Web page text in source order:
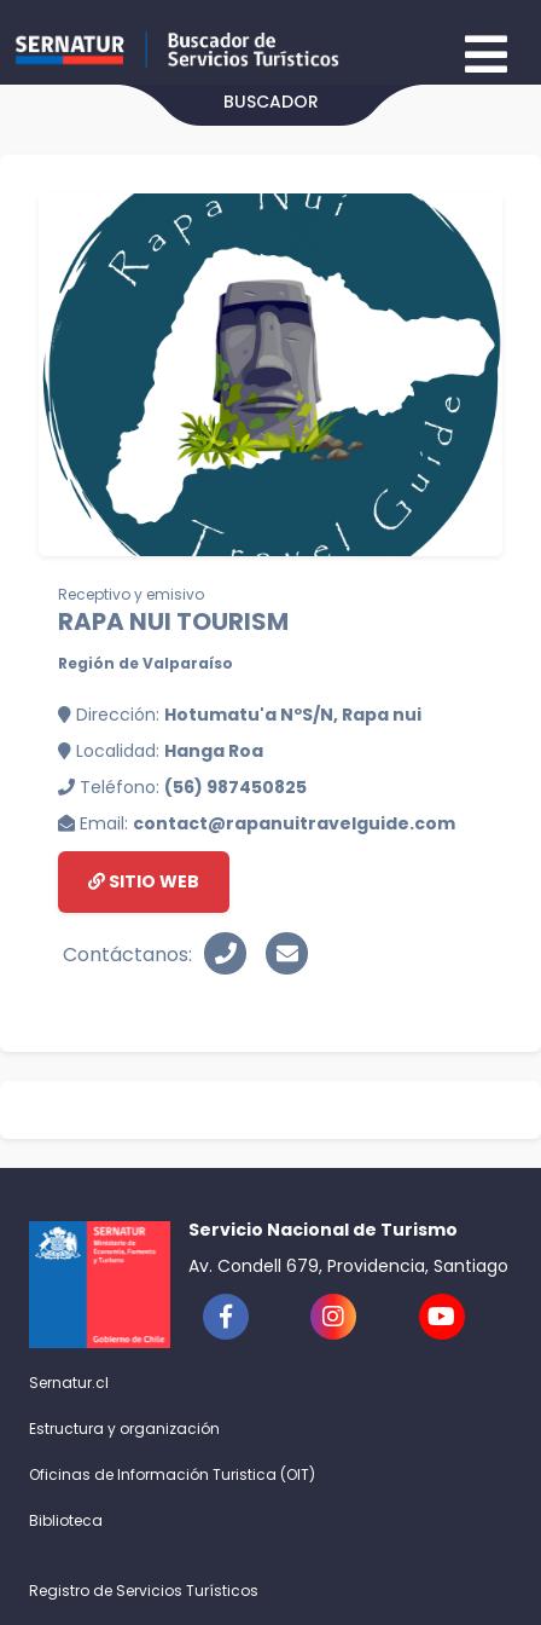
BUSCADOR
Receptivo y emisivo
RAPA NUI TOURISM
Región de Valparaíso
Dirección: Hotumatu'a NºS/N, Rapa nui
Localidad: Hanga Roa
Teléfono: (56) 987450825
Email: contact@rapanuitravelguide.com
SITIO WEB
Contáctanos:
Servicio Nacional de Turismo
Av. Condell 679, Providencia, Santiago
Sernatur.cl
Estructura y organización
Oficinas de Información Turistica (OIT)
Biblioteca
Registro de Servicios Turísticos